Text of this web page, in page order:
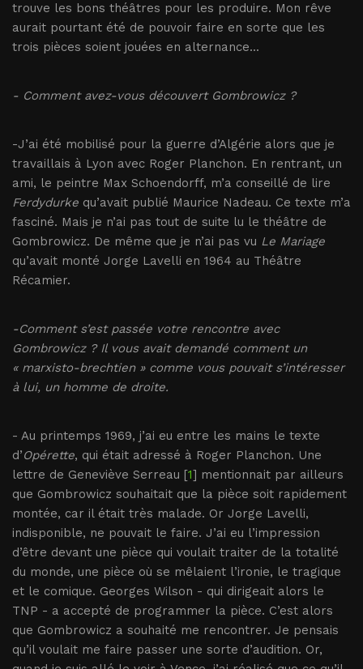
trouve les bons théâtres pour les produire. Mon rêve
aurait pourtant été de pouvoir faire en sorte que les
trois pièces soient jouées en alternance...
- Comment avez-vous découvert Gombrowicz ?
-J’ai été mobilisé pour la guerre d’Algérie alors que je
travaillais à Lyon avec Roger Planchon. En rentrant, un
ami, le peintre Max Schoendorff, m’a conseillé de lire
Ferdydurke qu’avait publié Maurice Nadeau. Ce texte m’a
fasciné. Mais je n’ai pas tout de suite lu le théâtre de
Gombrowicz. De même que je n’ai pas vu Le Mariage
qu’avait monté Jorge Lavelli en 1964 au Théâtre
Récamier.
-Comment s’est passée votre rencontre avec
Gombrowicz ? Il vous avait demandé comment un
« marxisto-brechtien » comme vous pouvait s’intéresser
à lui, un homme de droite.
- Au printemps 1969, j’ai eu entre les mains le texte
d’Opérette, qui était adressé à Roger Planchon. Une
lettre de Geneviève Serreau [1] mentionnait par ailleurs
que Gombrowicz souhaitait que la pièce soit rapidement
montée, car il était très malade. Or Jorge Lavelli,
indisponible, ne pouvait le faire. J’ai eu l’impression
d’être devant une pièce qui voulait traiter de la totalité
du monde, une pièce où se mêlaient l’ironie, le tragique
et le comique. Georges Wilson - qui dirigeait alors le
TNP - a accepté de programmer la pièce. C’est alors
que Gombrowicz a souhaité me rencontrer. Je pensais
qu’il voulait me faire passer une sorte d’audition. Or,